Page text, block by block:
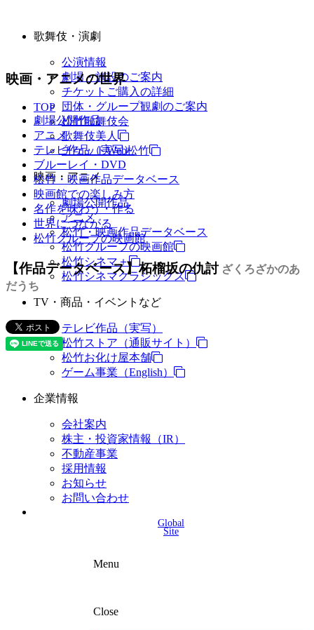
歌舞伎・演劇
公演情報
劇場・施設のご案内
チケットご購入の詳細
団体・グループ観劇のご案内
松竹歌舞伎会
歌舞伎美人
チケットWeb松竹
映画・アニメ
劇場公開作品
アニメ
松竹・映画作品データベース
松竹グループの映画館
松竹シネマ＋
松竹シネマクラシックス
TV・商品・イベントなど
テレビ作品（実写）
松竹ストア（通販サイト）
松竹お化け屋本舗
ゲーム事業（English）
企業情報
会社案内
株主・投資家情報（IR）
不動産事業
採用情報
お知らせ
お問い合わせ
Global
Site
Menu
Close
映画・アニメの世界
TOP
劇場公開作品
アニメ
テレビ作品（実写）
ブルーレイ・DVD
松竹・映画作品データベース
映画館での楽しみ方
名作を味わう・作る
世界につながる
松竹グループの映画館
【作品データベース】柘榴坂の仇討ざくろざかのあ
だうち